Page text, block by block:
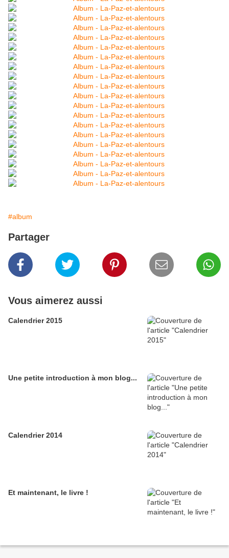
#album
Partager
Vous aimerez aussi
Calendrier 2015
Une petite introduction à mon blog...
Calendrier 2014
Et maintenant, le livre !